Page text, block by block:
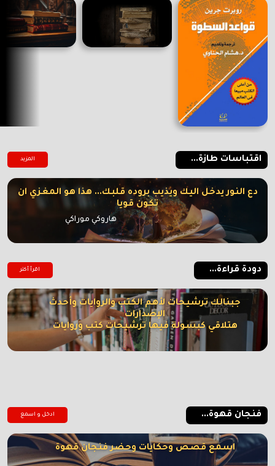
اقتباسات طازة... المزيد
دع النور يدخل اليك ويذيب بروده قلبك... هذا هو المغزي ان
تكون قويا
هاروكي موراكي
دودة قراءة... اقرأ أكتر
جبنالك ترشيحات لأهم الكتب والروايات وأحدث
الإصدارات
هتلاقي كبسولة فيها ترشيحات كتب وروايات
فنجان قهوة... ادخل و اسمع
اسمع قصص وحكايات وحضر فنجان قهوة